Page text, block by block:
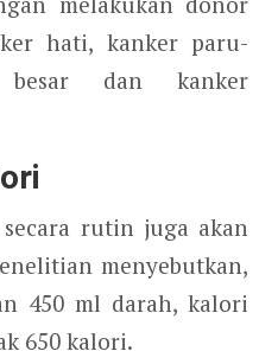
hati, kanker paru-
dan kanker
rutin juga akan
menyebutkan,
450 ml darah, kalori
650 kalori.